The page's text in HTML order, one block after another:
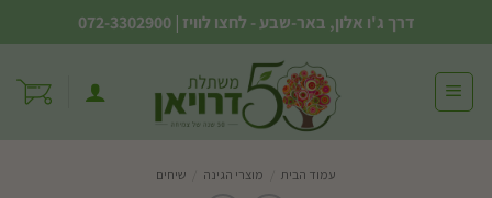
to
content
דרך ג'ו אלון, באר-שבע - לחצו לוויז |
072-3302900
עמוד הבית מוצרי הגינה שיחים